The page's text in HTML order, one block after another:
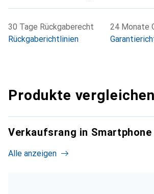
30 Tage Rückgaberecht
Rückgaberichtlinien
24 Monate
Produkte vergleichen
Verkaufsrang in Smartphone
Alle anzeigen